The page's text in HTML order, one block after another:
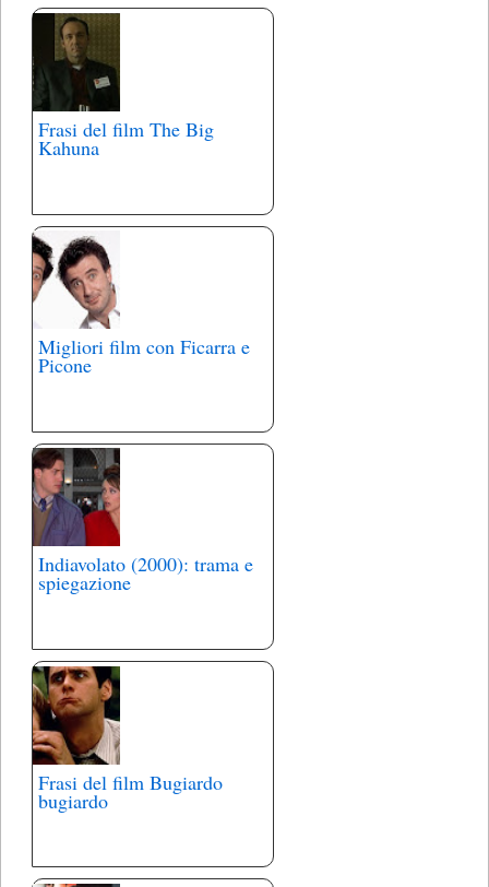
Frasi del film The Big
Kahuna
Migliori film con Ficarra e
Picone
Indiavolato (2000): trama e
spiegazione
Frasi del film Bugiardo
bugiardo